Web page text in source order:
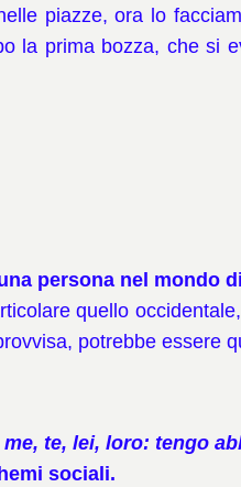
piazze, ora lo
la prima bozza, che si
persona nel mondo
quello
potrebbe essere
te, lei, loro: tengo
sociali.